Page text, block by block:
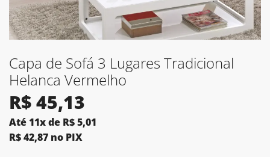
Capa de Sofá 3 Lugares Tradicional
Helanca Vermelho
R$45,13
Até 11x de R$5,01
R$42,87 no PIX